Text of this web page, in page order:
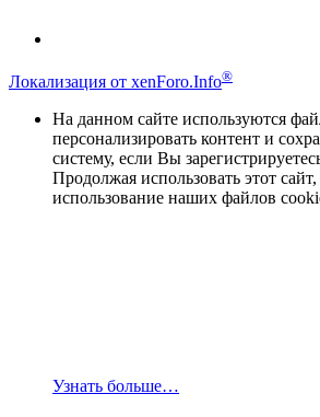
Локализация от xenForo.Info®
На данном сайте используются
персонализировать контент и
систему, если Вы
Продолжая использовать этот
использование наших файлов
Узнать больше…